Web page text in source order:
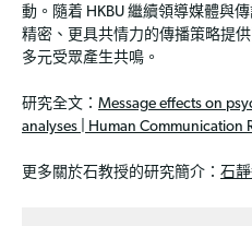
動。隨着 HKBU 繼續領導媒體與
精密、更具共情力的傳播策略提
多元受眾產生共鳴。
研究全文： Message effects on
analyses | Human Communication
更多關於石教授的研究簡介： 石